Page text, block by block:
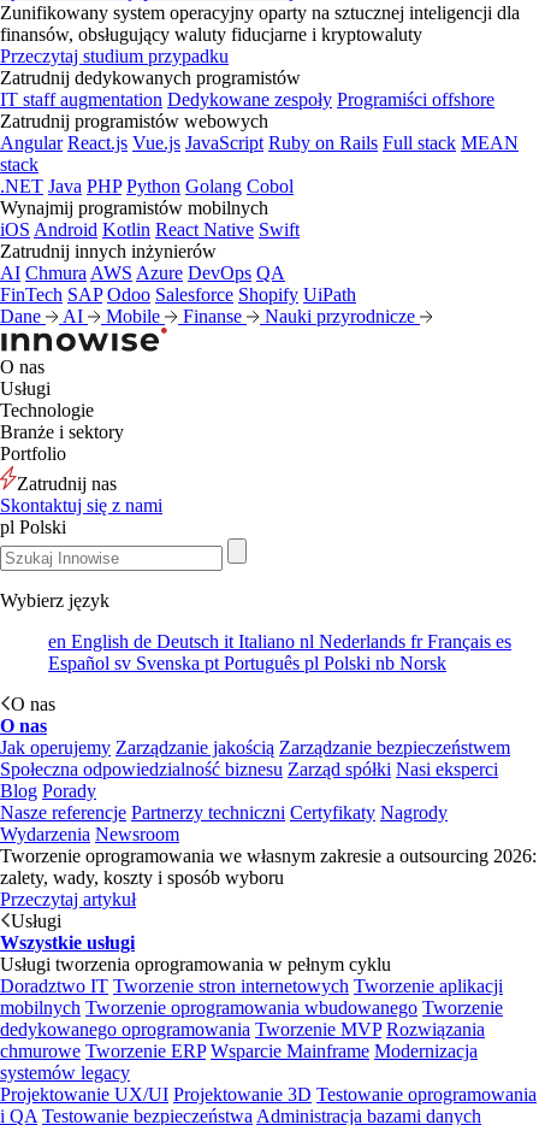
Zunifikowany system operacyjny oparty na sztucznej inteligencji dla
finansów, obsługujący waluty fiducjarne i kryptowaluty
Przeczytaj studium przypadku
Zatrudnij dedykowanych programistów
IT staff augmentation Dedykowane zespoły Programiści offshore
Zatrudnij programistów webowych
Angular React.js Vue.js JavaScript Ruby on Rails Full stack MEAN
stack
.NET Java PHP Python Golang Cobol
Wynajmij programistów mobilnych
iOS Android Kotlin React Native Swift
Zatrudnij innych inżynierów
AI Chmura AWS Azure DevOps QA
FinTech SAP Odoo Salesforce Shopify UiPath
Dane
AI Mobile Finanse Nauki przyrodnicze
O nas
Usługi
Technologie
Branże i sektory
Portfolio
Zatrudnij nas
Skontaktuj się z nami
pl Polski
Wybierz język
en English de Deutsch it Italiano nl Nederlands frFrançais es
Español sv Svenska pt Português pl Polski nb Norsk
O nas
O nas
Jak operujemy Zarządzanie jakością Zarządzanie bezpieczeństwem
Społeczna odpowiedzialność biznesu Zarząd spółki Nasi eksperci
Blog Porady
Nasze referencje Partnerzy techniczni Certyfikaty Nagrody
Wydarzenia Newsroom
Tworzenie oprogramowania we własnym zakresie a outsourcing 2026:
zalety, wady, koszty i sposób wyboru
Przeczytaj artykuł
Usługi
Wszystkie usługi
Usługi tworzenia oprogramowania w pełnym cyklu
Doradztwo IT Tworzenie stron internetowych Tworzenie aplikacji
mobilnych Tworzenie oprogramowania wbudowanego Tworzenie
dedykowanego oprogramowania Tworzenie MVP Rozwiązania
chmurowe Tworzenie ERP Wsparcie Mainframe Modernizacja
systemów legacy
Projektowanie UX/UI Projektowanie 3D Testowanie oprogramowania
i QA Testowanie bezpieczeństwa Administracja bazami danych